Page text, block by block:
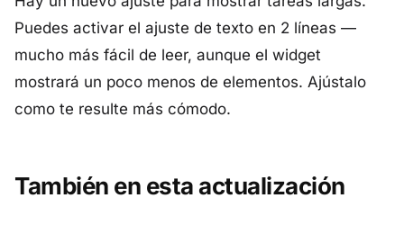
Puedes activar el ajuste de texto en 2 líneas —
mucho más fácil de leer, aunque el widget
mostrará un poco menos de elementos. Ajústalo
como te resulte más cómodo.
También en esta actualización